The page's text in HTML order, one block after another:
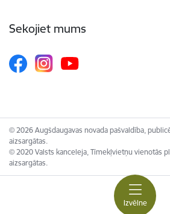
Izvēlne
Sekojiet mums
© 2026 Augšdaugavas novada pašvaldība,
aizsargātas.
© 2020 Valsts kanceleja, Tīmekļvietņu vienotās
aizsargātas.